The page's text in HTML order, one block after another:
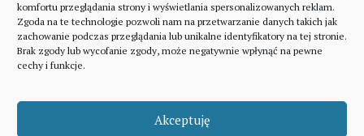
komfortu przeglądania strony i wyświetlania spersonalizowanych reklam.
Zgoda na te technologie pozwoli nam na przetwarzanie danych takich jak
zachowanie podczas przeglądania lub unikalne identyfikatory na tej stronie.
Brak zgody lub wycofanie zgody, może negatywnie wpłynąć na pewne
cechy i funkcje.
Akceptuję